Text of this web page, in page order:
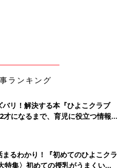
ランキング
リ！解決する本『ひよこクラブ
になるまで、育児に役立つ情報が
るわかり！『初めてのひよこクラ
特集〉初めての授乳がうまくい